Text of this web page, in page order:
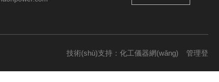
技術(shù)支持： 化工儀器網(wǎng) 管理登